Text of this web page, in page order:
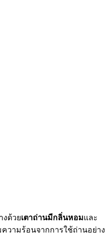
งด้วยเตาถ่านมีกลิ่นหอมและ
วามร้อนจากการใช้ถ่านอย่าง